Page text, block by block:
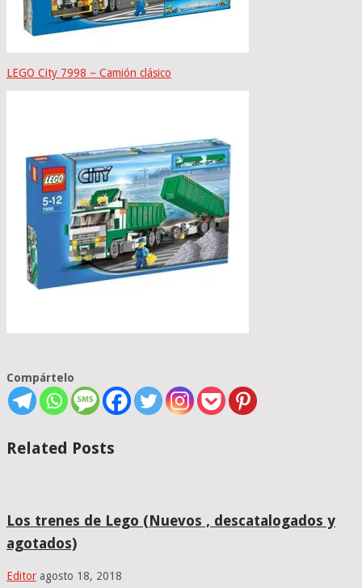
LEGO City 7998 – Camión clásico
Compártelo
Related Posts
Los trenes de Lego (Nuevos , descatalogados y
agotados)
Editor agosto 18, 2018